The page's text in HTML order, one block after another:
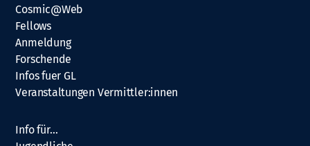
Cosmic@Web
Fellows
Anmeldung
Forschende
Infos fuer GL
Veranstaltungen Vermittler:innen
Info für…